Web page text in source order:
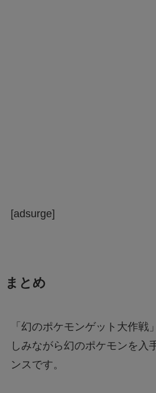
[adsurge]
まとめ
「幻のポケモンゲット大作戦
しみながら幻のポケモンを入
ンスです。